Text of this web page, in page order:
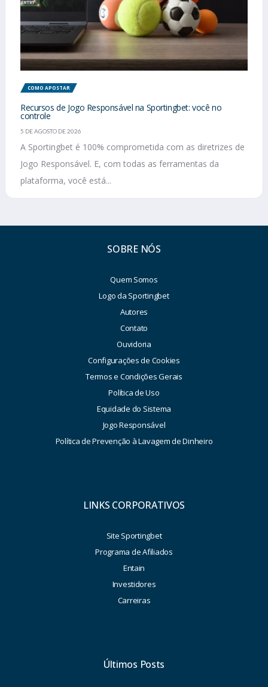
COMO APOSTAR
Recursos de Jogo Responsável na Sportingbet: você no
controle
5 DE AGOSTO DE 2026
A Sportingbet é 100% comprometida com as diretrizes de
Jogo Responsável. E, com todas as ferramentas da
plataforma, você está...
SOBRE NÓS
Quem Somos
Logo da Sportingbet
Autores
Contato
Ouvidoria
Configurações de Cookies
Termos e Condições Gerais
Política de Uso
Equidade do Sistema
Jogo Responsável
Política de Prevenção à Lavagem de Dinheiro
LINKS CORPORATIVOS
Site Sportingbet
Programa de Afiliados
Entain
Investidores
Carreiras
Últimos Posts